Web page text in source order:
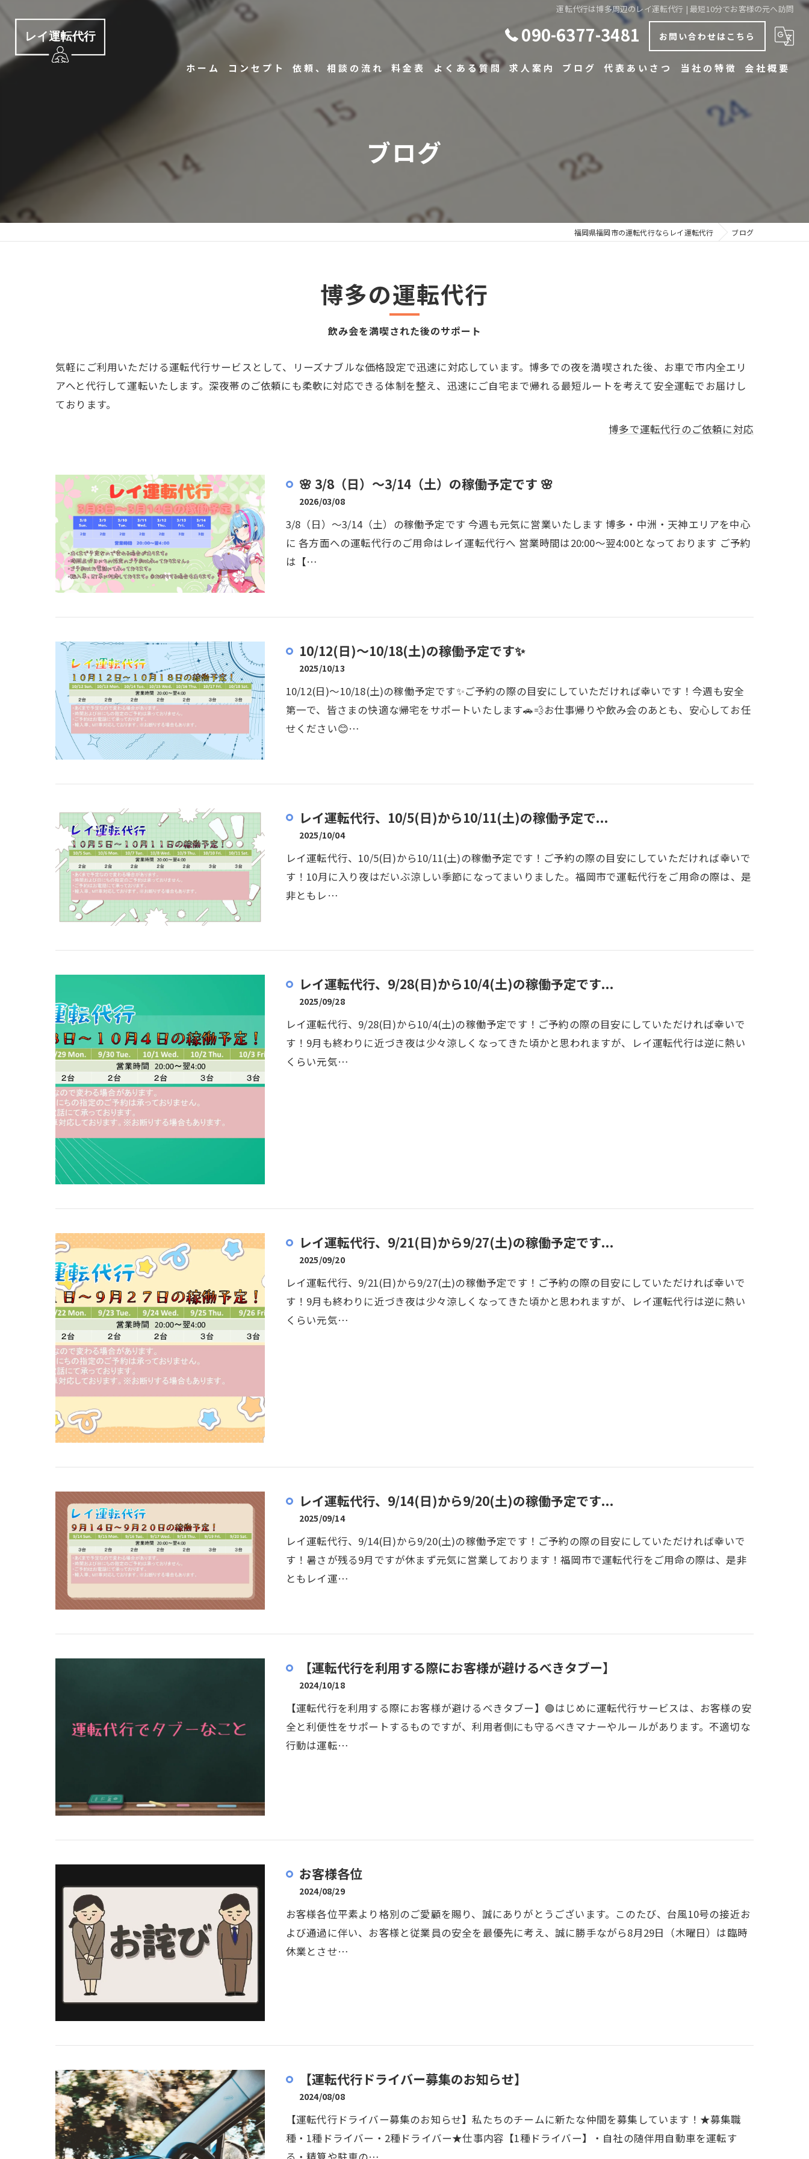
運転代行は博多周辺のレイ運転代行 | 最短10分でお客様の元へ訪問
090-6377-3481 お問い合わせはこちら
ホーム コンセプト 依頼、相談の流れ 料金表 よくある質問 求人案内 ブログ 代表あいさつ 当社の特徴
中洲の運転代行
会社概要
ブログ
福岡県福岡市の運転代行ならレイ運転代行 ブログ
博多の運転代行
飲み会を満喫された後のサポート
気軽にご利用いただける運転代行サービスとして、リーズナブルな価格設定で迅速に対応しています。博多での夜を満喫された後、お車で市内全エリ
アへと代行して運転いたします。深夜帯のご依頼にも柔軟に対応できる体制を整え、迅速にご自宅まで帰れる最短ルートを考えて安全運転でお届けし
ております。
博多で運転代行のご依頼に対応
🌸 3/8（日）〜3/14（土）の稼働予定です 🌸
2026/03/08
3/8（日）～3/14（土）の稼働予定です 今週も元気に営業いたします 博多・中洲・天神エリアを中心
に 各方面への運転代行のご用命はレイ運転代行へ 営業時間は20:00～翌4:00となっております ご予約
は【…
10/12(日)〜10/18(土)の稼働予定です✨
2025/10/13
10/12(日)〜10/18(土)の稼働予定です✨ご予約の際の目安にしていただければ幸いです！今週も安全
第一で、皆さまの快適な帰宅をサポートいたします🚗💨お仕事帰りや飲み会のあとも、安心してお任
せください😊…
レイ運転代行、10/5(日)から10/11(土)の稼働予定で...
2025/10/04
レイ運転代行、10/5(日)から10/11(土)の稼働予定です！ご予約の際の目安にしていただければ幸いで
す！10月に入り夜はだいぶ涼しい季節になってまいりました。福岡市で運転代行をご用命の際は、是
非ともレ…
レイ運転代行、9/28(日)から10/4(土)の稼働予定です...
2025/09/28
レイ運転代行、9/28(日)から10/4(土)の稼働予定です！ご予約の際の目安にしていただければ幸いで
す！9月も終わりに近づき夜は少々涼しくなってきた頃かと思われますが、レイ運転代行は逆に熱い
くらい元気…
レイ運転代行、9/21(日)から9/27(土)の稼働予定です...
2025/09/20
レイ運転代行、9/21(日)から9/27(土)の稼働予定です！ご予約の際の目安にしていただければ幸いで
す！9月も終わりに近づき夜は少々涼しくなってきた頃かと思われますが、レイ運転代行は逆に熱い
くらい元気…
レイ運転代行、9/14(日)から9/20(土)の稼働予定です...
2025/09/14
レイ運転代行、9/14(日)から9/20(土)の稼働予定です！ご予約の際の目安にしていただければ幸いで
す！暑さが残る9月ですが休まず元気に営業しております！福岡市で運転代行をご用命の際は、是非
ともレイ運…
【運転代行を利用する際にお客様が避けるべきタブー】
2024/10/18
【運転代行を利用する際にお客様が避けるべきタブー】🟢はじめに運転代行サービスは、お客様の安
全と利便性をサポートするものですが、利用者側にも守るべきマナーやルールがあります。不適切な
行動は運転…
お客様各位
2024/08/29
お客様各位平素より格別のご愛顧を賜り、誠にありがとうございます。このたび、台風10号の接近お
よび通過に伴い、お客様と従業員の安全を最優先に考え、誠に勝手ながら8月29日（木曜日）は臨時
休業とさせ…
【運転代行ドライバー募集のお知らせ】
2024/08/08
【運転代行ドライバー募集のお知らせ】私たちのチームに新たな仲間を募集しています！★募集職
種・1種ドライバー・2種ドライバー★仕事内容【1種ドライバー】・自社の随伴用自動車を運転す